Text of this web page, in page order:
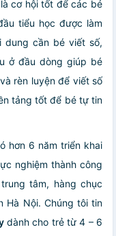
cơ hội tốt để các bé
tiểu học được làm
dung cần bé viết số,
ở đầu dòng giúp bé
rèn luyện để viết số
tảng tốt để bé tự tin
hơn 6 năm triển khai
nghiệm thành công
tâm, hàng chục
Hà Nội. Chúng tôi tin
dành cho trẻ từ 4 – 6